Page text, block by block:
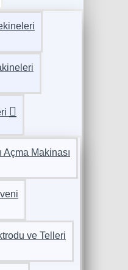
Açma Makinası
ve Telleri